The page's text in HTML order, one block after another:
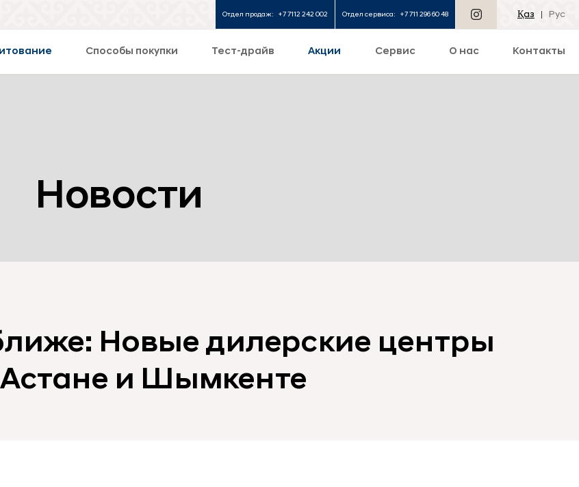
Отдел продаж: +7 7112 242 002 Отдел сервиса: +7 711 296 60 48 Қаз Рус
Способы покупки Тест-драйв Акции Сервис О нас Контакты
Новости
Новые дилерские центры
и Шымкенте